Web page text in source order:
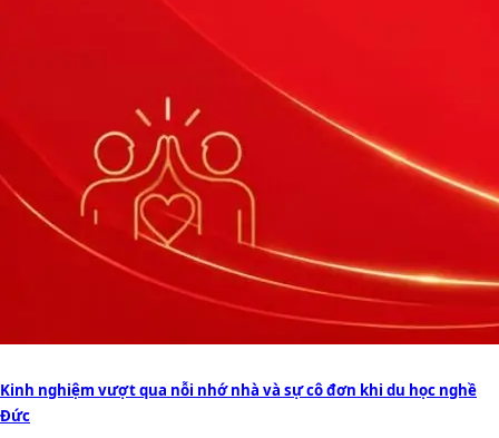
Kinh nghiệm vượt qua nỗi nhớ nhà và sự cô đơn khi du học nghề
Đức